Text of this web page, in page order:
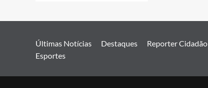
Últimas Notícias Destaques Reporter Cidadão
Esportes